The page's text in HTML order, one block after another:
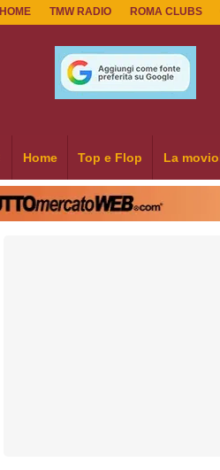
HOME TMW RADIO ROMA CLUBS
Home Top e Flop La